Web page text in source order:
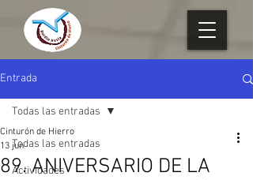
Entrada
Todas las entradas
Actividades
Todas las entradas
89. ANIVERSARIO DE LA
Cinturón de Hierro
13 jun